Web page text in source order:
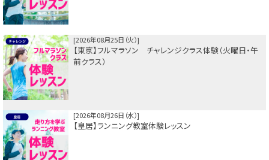
2026年08月25日（火）
【東京】フルマラソン チャレンジクラス体験（火曜日・午
前クラス）
2026年08月26日（水）
【皇居】ランニング教室体験レッスン